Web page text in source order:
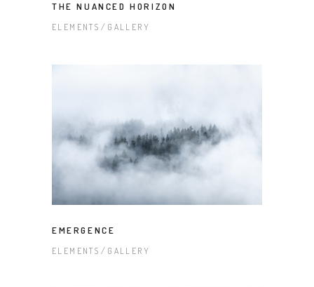
THE NUANCED HORIZON
ELEMENTS GALLERY
EMERGENCE
ELEMENTS GALLERY